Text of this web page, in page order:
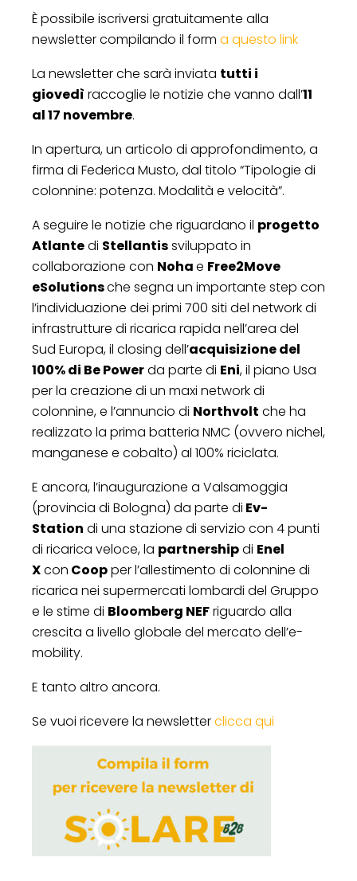
È possibile iscriversi gratuitamente alla
newsletter compilando il form a questo link
La newsletter che sarà inviata tutti i
giovedì raccoglie le notizie che vanno dall’11
al 17 novembre.
In apertura, un articolo di approfondimento, a
firma di Federica Musto, dal titolo “Tipologie di
colonnine: potenza. Modalità e velocità”.
A seguire le notizie che riguardano il progetto
Atlantedi Stellantissviluppato in
collaborazione con Nohae Free2Move
eSolutionsche segna un importante step con
l’individuazione dei primi 700 siti del network di
infrastrutture di ricarica rapida nell’area del
Sud Europa, il closing dell’acquisizione del
100% di Be Powerda parte di Eni, il piano Usa
per la creazione di un maxi network di
colonnine, e l’annuncio di Northvolt che ha
realizzato la prima batteria NMC (ovvero nichel,
manganese e cobalto) al 100% riciclata.
E ancora, l’inaugurazione a Valsamoggia
(provincia di Bologna) da parte di Ev-
Station di una stazione di servizio con 4 punti
di ricarica veloce, la partnershipdi Enel
Xcon Coopper l’allestimento di colonnine di
ricarica nei supermercati lombardi del Gruppo
e le stime di Bloomberg NEFriguardo alla
crescita a livello globale del mercato dell’e-
mobility.
E tanto altro ancora.
Se vuoi ricevere la newsletterclicca qui